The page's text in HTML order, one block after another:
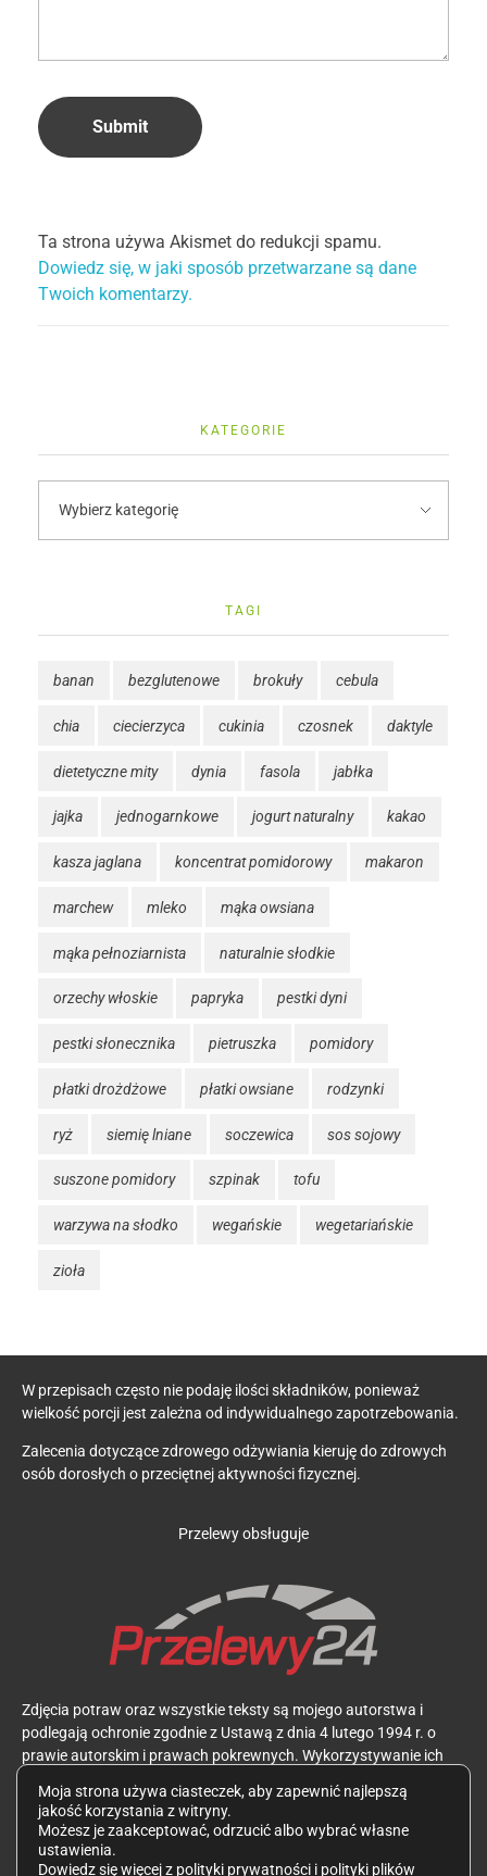
Ta strona używa Akismet do redukcji spamu.
Dowiedz się, w jaki sposób przetwarzane są dane
Twoich komentarzy.
KATEGORIE
TAGI
banan bezglutenowe brokuły cebula
chia ciecierzyca cukinia czosnek daktyle
dietetyczne mity dynia fasola jabłka
jajka jednogarnkowe jogurt naturalny kakao
kasza jaglana koncentrat pomidorowy makaron
marchew mleko mąka owsiana
mąka pełnoziarnista naturalnie słodkie
orzechy włoskie papryka pestki dyni
pestki słonecznika pietruszka pomidory
płatki drożdżowe płatki owsiane rodzynki
ryż siemię lniane soczewica sos sojowy
suszone pomidory szpinak tofu
warzywa na słodko wegańskie wegetariańskie
zioła
W przepisach często nie podaję ilości składników, ponieważ
wielkość porcji jest zależna od indywidualnego zapotrzebowania.
Zalecenia dotyczące zdrowego odżywiania kieruję do zdrowych
osób dorosłych o przeciętnej aktywności fizycznej.
Przelewy obsługuje
Zdjęcia potraw oraz wszystkie teksty są mojego autorstwa i
podlegają ochronie zgodnie z Ustawą z dnia 4 lutego 1994 r. o
prawie autorskim i prawach pokrewnych. Wykorzystywanie ich
Polityka prywatności
Moja strona używa ciasteczek, aby zapewnić najlepszą
jakość korzystania z witryny.
Możesz je zaakceptować, odrzucić albo wybrać własne
ustawienia.
Dowiedz się więcej z polityki prywatności i polityki plików